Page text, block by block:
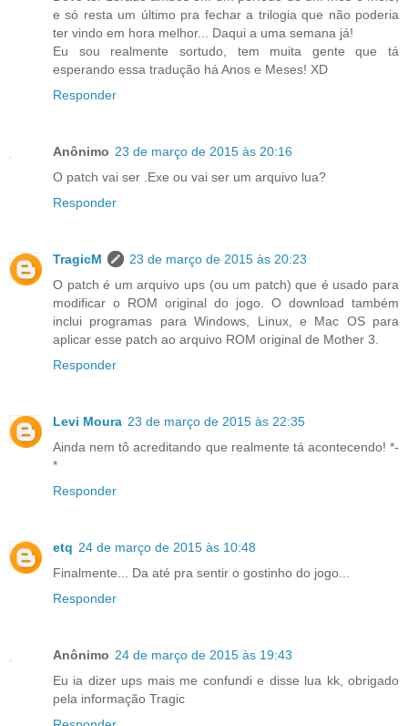
e só resta um último pra fechar a trilogia que não poderia
ter vindo em hora melhor... Daqui a uma semana já!
Eu sou realmente sortudo, tem muita gente que tá
esperando essa tradução há Anos e Meses! XD
Responder
Anônimo 23 de março de 2015 às 20:16
O patch vai ser .Exe ou vai ser um arquivo lua?
Responder
TragicM
23 de março de 2015 às 20:23
O patch é um arquivo ups (ou um patch) que é usado para
modificar o ROM original do jogo. O download também
inclui programas para Windows, Linux, e Mac OS para
aplicar esse patch ao arquivo ROM original de Mother 3.
Responder
Levi Moura 23 de março de 2015 às 22:35
Ainda nem tô acreditando que realmente tá acontecendo! *-
*
Responder
etq 24 de março de 2015 às 10:48
Finalmente... Da até pra sentir o gostinho do jogo...
Responder
Anônimo 24 de março de 2015 às 19:43
Eu ia dizer ups mais me confundi e disse lua kk, obrigado
pela informação Tragic